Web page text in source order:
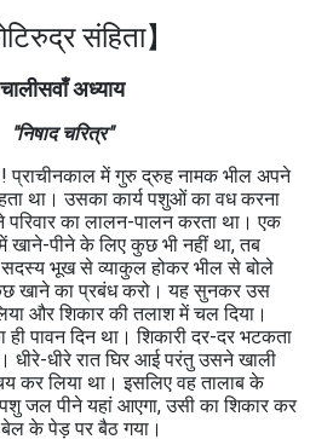
संहिता】
चालीसवाँ अध्याय
"निषाद चरित्र"
प्राचीनकाल में गुरु द्रुह नामक भील अपने
था। उसका कार्य पशुओं का वध करना
का लालन-पालन करता था। एक
खाने-पीने के लिए कुछ भी नहीं था, तब
सदस्य भूख से व्याकुल होकर भील से बोले
खाने का प्रबंध करो। यह सुनकर उस
और शिकार की तलाश में चल दिया।
ही पावन दिन था। शिकारी दर-दर भटकता
धीरे-धीरे रात घिर आई परंतु उसने खाली
कर लिया था। इसलिए वह तालाब के
जल पीने यहां आएगा, उसी का शिकार कर
के पेड़ पर बैठ गया।